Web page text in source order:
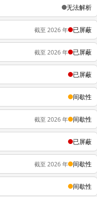
无法解析
截至 2026 年 已屏蔽
截至 2026 年 已屏蔽
已屏蔽
间歇性
截至 2026 年 间歇性
已屏蔽
截至 2026 年 间歇性
间歇性